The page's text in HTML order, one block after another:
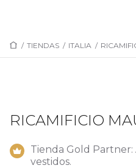
/ TIENDAS / ITALIA /
RICAMIFICIO
Tienda Gold Partner:
vestidos.